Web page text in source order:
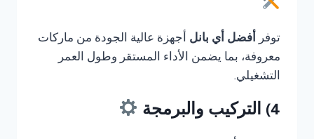
توفر أفضل أي بانل أجهزة عالية الجودة من ماركات
معروفة، بما يضمن الأداء المستقر وطول العمر
التشغيلي.
4) التركيب والبرمجة